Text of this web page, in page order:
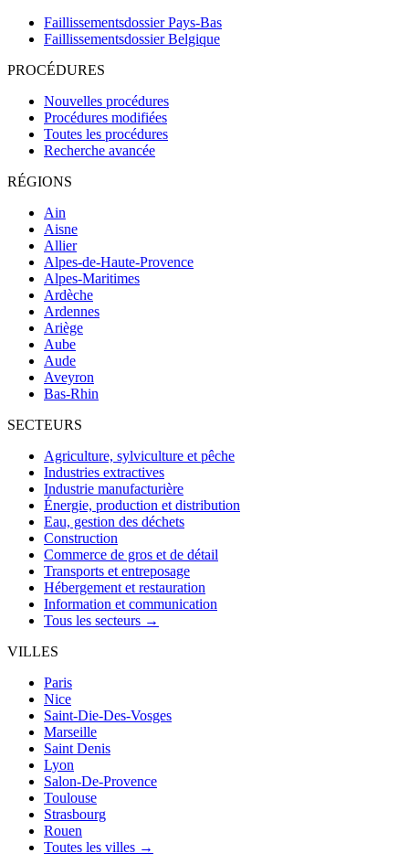
Faillissementsdossier Pays-Bas
Faillissementsdossier Belgique
PROCÉDURES
Nouvelles procédures
Procédures modifiées
Toutes les procédures
Recherche avancée
RÉGIONS
Ain
Aisne
Allier
Alpes-de-Haute-Provence
Alpes-Maritimes
Ardèche
Ardennes
Ariège
Aube
Aude
Aveyron
Bas-Rhin
SECTEURS
Agriculture, sylviculture et pêche
Industries extractives
Industrie manufacturière
Énergie, production et distribution
Eau, gestion des déchets
Construction
Commerce de gros et de détail
Transports et entreposage
Hébergement et restauration
Information et communication
Tous les secteurs →
VILLES
Paris
Nice
Saint-Die-Des-Vosges
Marseille
Saint Denis
Lyon
Salon-De-Provence
Toulouse
Strasbourg
Rouen
Toutes les villes →